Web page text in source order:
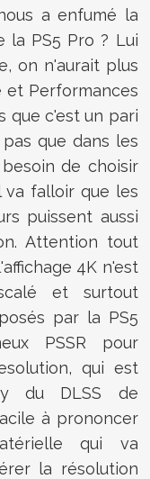
a enfumé la
PS5 Pro ? Lui
on n'aurait plus
et Performances
que c'est un pari
que dans les
de choisir
falloir que les
puissent aussi
Attention tout
4K n'est
et surtout
par la PS5
PSSR pour
qui est
du DLSS de
à prononcer
qui va
la résolution